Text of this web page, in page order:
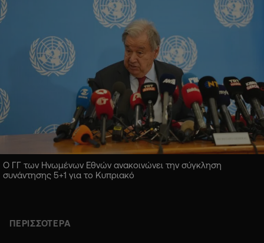
Ο ΓΓ των Ηνωμένων Εθνών ανακοινώνει την σύγκληση
συνάντησης 5+1 για το Κυπριακό
ΠΕΡΙΣΣΟΤΕΡΑ